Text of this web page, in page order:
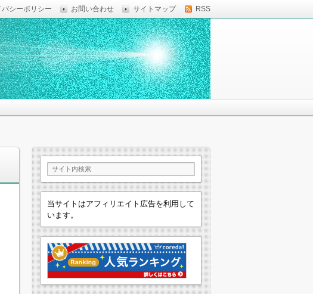
RSS
バシーポリシー お問い合わせ サイトマップ
す。
当サイトはアフィリエイト広告を利用して
います。